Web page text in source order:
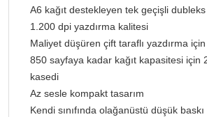
A6 kağıt destekleyen tek geçişli
1.200 dpi yazdırma kalitesi
Maliyet düşüren çift taraflı yazdırma
850 sayfaya kadar kağıt kapasitesi için
kasedi
Az sesle kompakt tasarım
Kendi sınıfında olağanüstü düşük